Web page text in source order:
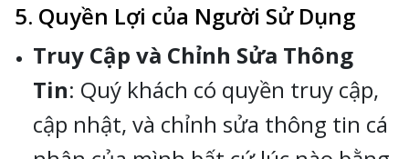
5. Quyền Lợi của Người Sử Dụng
Truy Cập và Chỉnh Sửa Thông
Tin: Quý khách có quyền truy cập,
cập nhật, và chỉnh sửa thông tin cá